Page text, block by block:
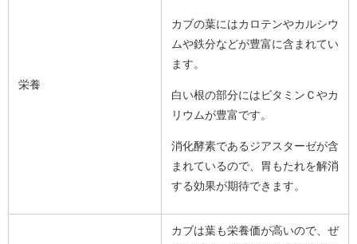
栄養
カブの葉にはカロテンやカルシウ
ムや鉄分などが豊富に含まれてい
ます。
白い根の部分にはビタミンＣやカ
リウムが豊富です。
消化酵素であるジアスターゼが含
まれているので、胃もたれを解消
する効果が期待できます。
カブは葉も栄養価が高いので、ぜ